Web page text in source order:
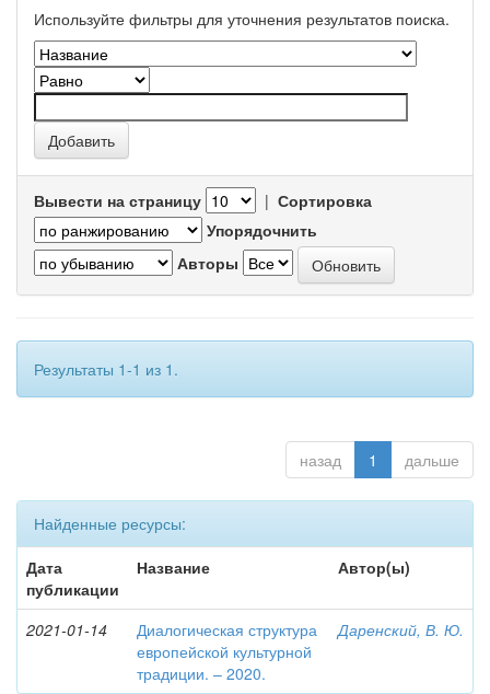
Используйте фильтры для уточнения результатов поиска.
Вывести на страницу | Сортировка
Упорядочнить
Авторы
Результаты 1-1 из 1.
назад 1 дальше
Найденные ресурсы:
Дата
публикации
Название Автор(ы)
2021-01-14
Диалогическая структура
европейской культурной
традиции. – 2020.
Даренский, В. Ю.